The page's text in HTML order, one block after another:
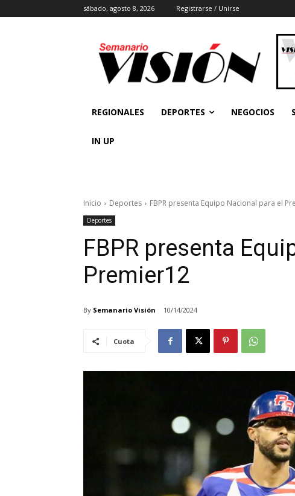
sábado, agosto 8, 2026 Registrarse / Unirse
REGIONALES DEPORTES NEGOCIOS
IN UP
Inicio Deportes FBPR presenta Equipo Nacional para el
Deportes
FBPR presenta
Premier12
By Semanario Visión 10/14/2024
Cuota